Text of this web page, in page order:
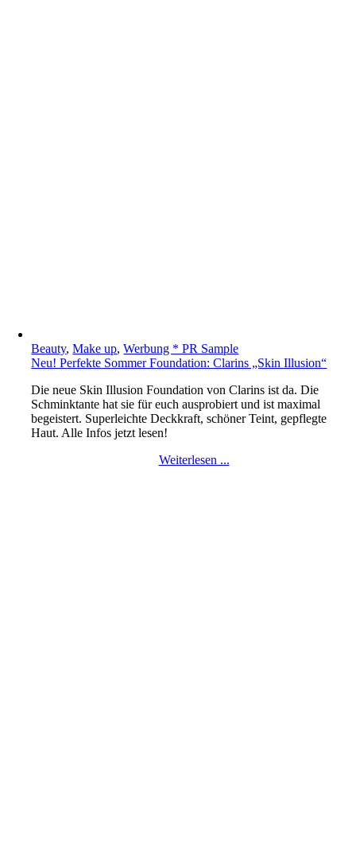
Beauty,Make up,Werbung * PR Sample
Neu! Perfekte Sommer Foundation: Clarins „Skin Illusion“
Die neue Skin Illusion Foundation von Clarins ist da. Die
Schminktante hat sie für euch ausprobiert und ist maximal
begeistert. Superleichte Deckkraft, schöner Teint, gepflegte
Haut. Alle Infos jetzt lesen!
Weiterlesen ...